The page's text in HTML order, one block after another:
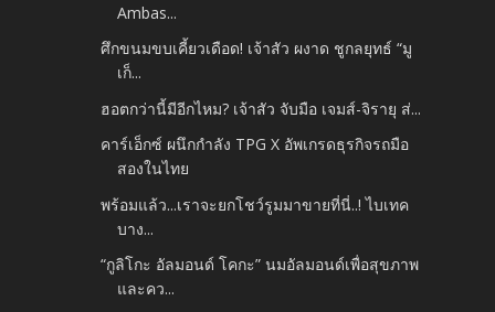
Ambas...
ศึกขนมขบเคี้ยวเดือด! เจ้าสัว ผงาด ชูกลยุทธ์ “มู
เก็...
ฮอตกว่านี้มีอีกไหม? เจ้าสัว จับมือ เจมส์-จิรายุ ส่...
คาร์เอ็กซ์ ผนึกกำลัง TPG X อัพเกรดธุรกิจรถมือ
สองในไทย
พร้อมแล้ว...เราจะยกโชว์รูมมาขายที่นี่..! ไบเทค
บาง...
“กูลิโกะ อัลมอนด์ โคกะ” นมอัลมอนด์เพื่อสุขภาพ
และคว...